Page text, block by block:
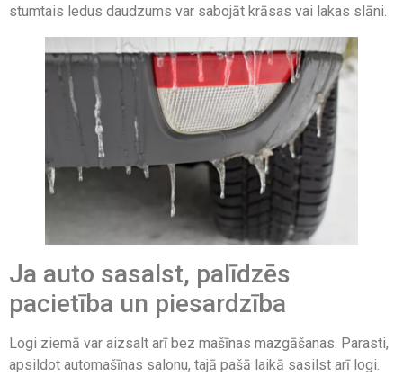
stumtais ledus daudzums var sabojāt krāsas vai lakas slāni.
Ja auto sasalst, palīdzēs
pacietība un piesardzība
Logi ziemā var aizsalt arī bez mašīnas mazgāšanas. Parasti,
apsildot automašīnas salonu, tajā pašā laikā sasilst arī logi.